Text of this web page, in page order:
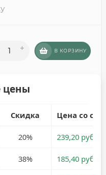
+ В КОРЗИНУ
цены
Скидка Цена со
20% 239,20 руб.
38% 185,40 руб.